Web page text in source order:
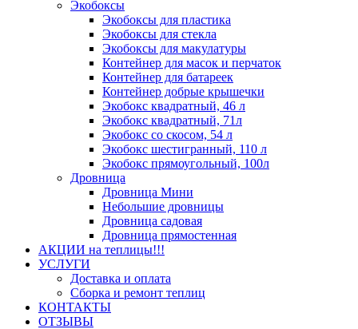
Экобоксы
Экобоксы для пластика
Экобоксы для стекла
Экобоксы для макулатуры
Контейнер для масок и перчаток
Контейнер для батареек
Контейнер добрые крышечки
Экобокс квадратный, 46 л
Экобокс квадратный, 71л
Экобокс со скосом, 54 л
Экобокс шестигранный, 110 л
Экобокс прямоугольный, 100л
Дровница
Дровница Мини
Небольшие дровницы
Дровница садовая
Дровница прямостенная
АКЦИИ на теплицы!!!
УСЛУГИ
Доставка и оплата
Сборка и ремонт теплиц
КОНТАКТЫ
ОТЗЫВЫ